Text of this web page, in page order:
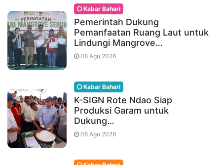
Kabar Bahari
Pemerintah Dukung
Pemanfaatan Ruang Laut untuk
Lindungi Mangrove…
08 Agu 2026
Kabar Bahari
K-SIGN Rote Ndao Siap
Produksi Garam untuk
Dukung…
08 Agu 2026